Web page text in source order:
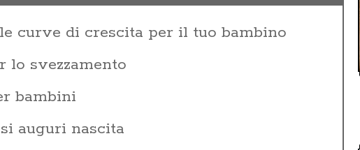
curve di crescita per il tuo bambino
lo svezzamento
bambini
auguri nascita